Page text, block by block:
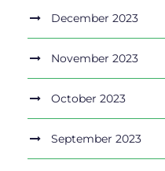
December 2023
November 2023
October 2023
September 2023